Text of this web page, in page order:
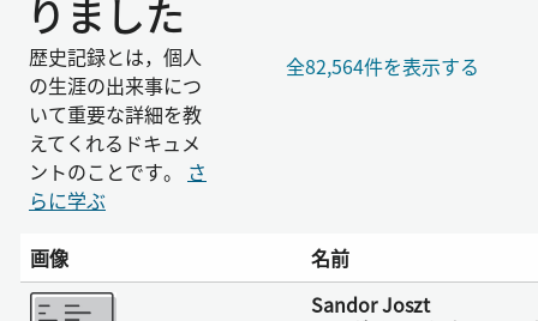
りました
歴史記録とは，個人
の生涯の出来事につ
いて重要な詳細を教
えてくれるドキュメ
ントのことです。 さ
らに学ぶ
全82,564件を表示する
画像
名前
さらに表示
Sandor Joszt